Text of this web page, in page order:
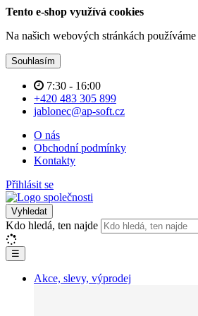
Tento e-shop využívá cookies
Na našich webových stránkách
Souhlasím
7:30 - 16:00
+420 483 305 899
jablonec@ap-soft.cz
O nás
Obchodní podmínky
Kontakty
Přihlásit se
Vyhledat
Kdo hledá, ten najde
☰
Akce, slevy, výprodej